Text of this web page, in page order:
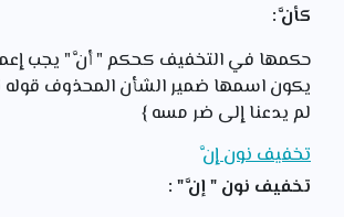
كأنَّ :
حكمها في التخفيف كحكم " أنَّ " يجب
يكون اسمها ضمير الشأن المحذوف قوله
لم يدعنا إلى ضر مسه }
تخفيف نون إنَّ
تخفيف نون " إنَّ " :